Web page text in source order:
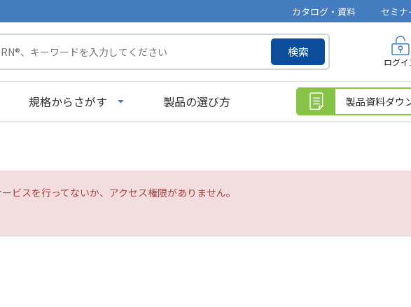
カタログ・資料 セミ
検索
ログイ
規格からさがす 製品の選び方 製品資料ダウ
ビスを行ってないか、アクセス権限がありません。